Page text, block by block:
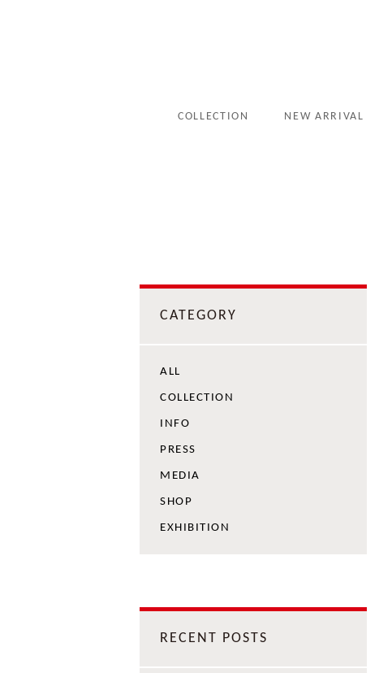
COLLECTION NEW ARRIVAL
CATEGORY
ALL
COLLECTION
INFO
PRESS
MEDIA
SHOP
EXHIBITION
RECENT POSTS